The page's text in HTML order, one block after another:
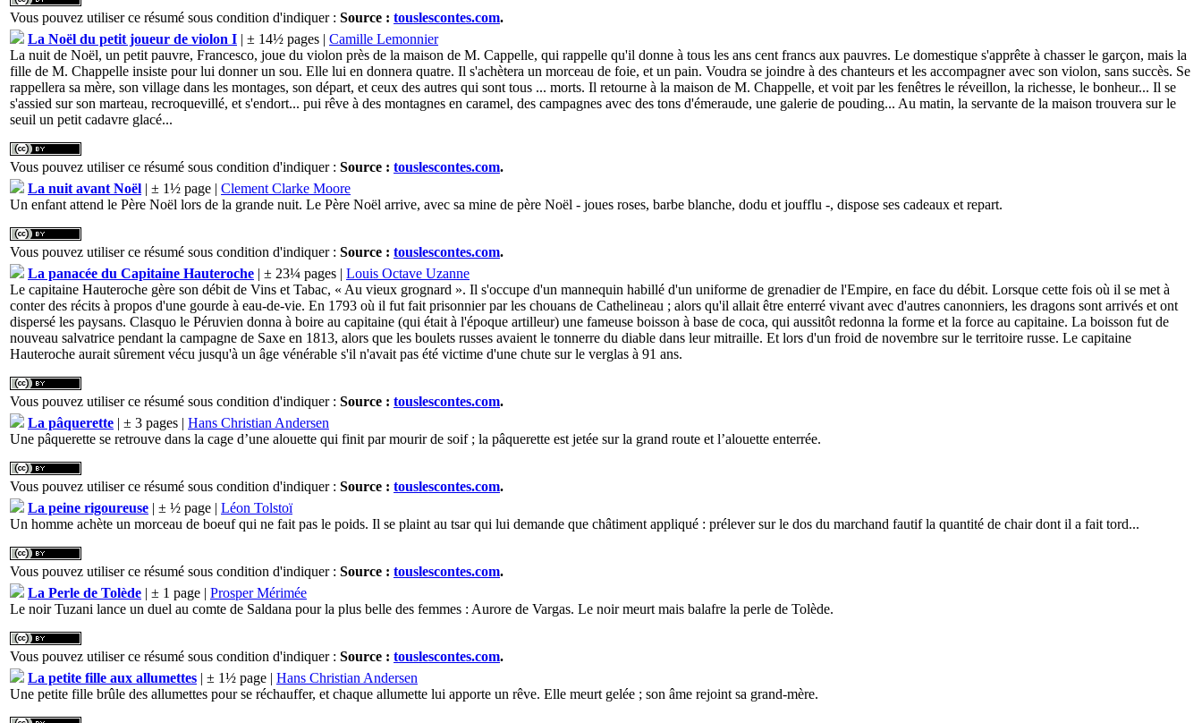
Vous pouvez utiliser ce résumé sous condition d'indiquer : Source : touslescontes.com.
La Noël du petit joueur de violon I | ± 14½ pages | Camille Lemonnier
La nuit de Noël, un petit pauvre, Francesco, joue du violon près de la maison de M. Cappelle, qui rappelle qu'il donne à tous les ans cent francs aux pauvres. Le domestique s'apprête à chasser le garçon, mais la
fille de M. Chappelle insiste pour lui donner un sou. Elle lui en donnera quatre. Il s'achètera un morceau de foie, et un pain. Voudra se joindre à des chanteurs et les accompagner avec son violon, sans succès. Se
rappellera sa mère, son village dans les montages, son départ, et ceux des autres qui sont tous ... morts. Il retourne à la maison de M. Chappelle, et voit par les fenêtres le réveillon, la richesse, le bonheur... Il se
s'assied sur son marteau, recroquevillé, et s'endort... pui rêve à des montagnes en caramel, des campagnes avec des tons d'émeraude, une galerie de pouding... Au matin, la servante de la maison trouvera sur le
seuil un petit cadavre glacé...
Vous pouvez utiliser ce résumé sous condition d'indiquer : Source : touslescontes.com.
La nuit avant Noël | ± 1½ page | Clement Clarke Moore
Un enfant attend le Père Noël lors de la grande nuit. Le Père Noël arrive, avec sa mine de père Noël - joues roses, barbe blanche, dodu et joufflu -, dispose ses cadeaux et repart.
Vous pouvez utiliser ce résumé sous condition d'indiquer : Source : touslescontes.com.
La panacée du Capitaine Hauteroche | ± 23¼ pages | Louis Octave Uzanne
Le capitaine Hauteroche gère son débit de Vins et Tabac, « Au vieux grognard ». Il s'occupe d'un mannequin habillé d'un uniforme de grenadier de l'Empire, en face du débit. Lorsque cette fois où il se met à
conter des récits à propos d'une gourde à eau-de-vie. En 1793 où il fut fait prisonnier par les chouans de Cathelineau ; alors qu'il allait être enterré vivant avec d'autres canonniers, les dragons sont arrivés et ont
dispersé les paysans. Clasquo le Péruvien donna à boire au capitaine (qui était à l'époque artilleur) une fameuse boisson à base de coca, qui aussitôt redonna la forme et la force au capitaine. La boisson fut de
nouveau salvatrice pendant la campagne de Saxe en 1813, alors que les boulets russes avaient le tonnerre du diable dans leur mitraille. Et lors d'un froid de novembre sur le territoire russe. Le capitaine
Hauteroche aurait sûrement vécu jusqu'à un âge vénérable s'il n'avait pas été victime d'une chute sur le verglas à 91 ans.
Vous pouvez utiliser ce résumé sous condition d'indiquer : Source : touslescontes.com.
La pâquerette | ± 3 pages | Hans Christian Andersen
Une pâquerette se retrouve dans la cage d’une alouette qui finit par mourir de soif ; la pâquerette est jetée sur la grand route et l’alouette enterrée.
Vous pouvez utiliser ce résumé sous condition d'indiquer : Source : touslescontes.com.
La peine rigoureuse | ± ½ page | Léon Tolstoï
Un homme achète un morceau de boeuf qui ne fait pas le poids. Il se plaint au tsar qui lui demande que châtiment appliqué : prélever sur le dos du marchand fautif la quantité de chair dont il a fait tord...
Vous pouvez utiliser ce résumé sous condition d'indiquer : Source : touslescontes.com.
La Perle de Tolède | ± 1 page | Prosper Mérimée
Le noir Tuzani lance un duel au comte de Saldana pour la plus belle des femmes : Aurore de Vargas. Le noir meurt mais balafre la perle de Tolède.
Vous pouvez utiliser ce résumé sous condition d'indiquer : Source : touslescontes.com.
La petite fille aux allumettes | ± 1½ page | Hans Christian Andersen
Une petite fille brûle des allumettes pour se réchauffer, et chaque allumette lui apporte un rêve. Elle meurt gelée ; son âme rejoint sa grand-mère.